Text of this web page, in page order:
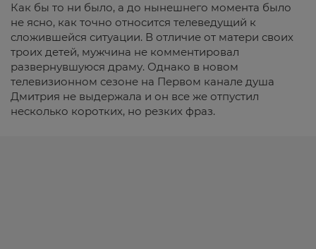
Как бы то ни было, а до нынешнего момента было
не ясно, как точно относится телеведущий к
сложившейся ситуации. В отличие от матери своих
троих детей, мужчина не комментировал
развернувшуюся драму. Однако в новом
телевизионном сезоне на Первом канале душа
Дмитрия не выдержала и он все же отпустил
несколько коротких, но резких фраз.